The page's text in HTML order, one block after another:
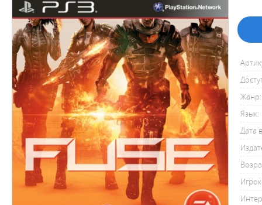
Жанр:
Язык:
Дата